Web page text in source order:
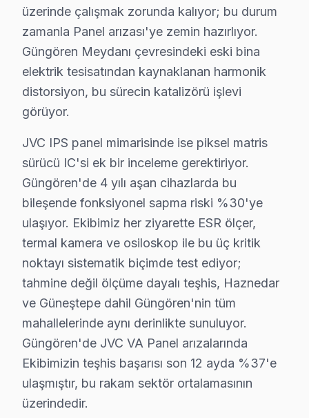
Mehmet Nesih Özmen'de JVC TV Servisi
Mehmet Nesih Özmen Mahallesi, genellikle sakin bir
Sanayi'de JVC TV Servisi
Sanayi Mahallesi, ticari yapılarla iç içe geçmiş bir
Tozkoparan Mahallesi, yoğun bir nüfusa sahip ve bu
Güngören'den JVC Müşteri Hikayeleri
Güngören'de yaşayan Ahmet Bey, birkaç gün önce
Ben de ona, "Merhaba Ahmet Bey, durumu
Güngören bölgesinde JVC TV tamir fiyatları genellikle
Panel/ekran değişimi: 32" için yaklaşık
Anakart tamiri: Model serisine bağlı olarak
Güç kartı, LED backlight veya T-Con kart
Yazılım/firmware işlemleri: Bu işlem genellikle
Yerinde servis: Evde yapılan tamir işlemleri
Bu fiyatları etkileyen faktörler arasında garanti
üzerinde çalışmak zorunda kalıyor; bu durum
zamanla Panel arızası'ye zemin hazırlıyor.
Güngören Meydanı çevresindeki eski bina
elektrik tesisatından kaynaklanan harmonik
distorsiyon, bu sürecin katalizörü işlevi
görüyor.
JVC IPS panel mimarisinde ise piksel matris
sürücü IC'si ek bir inceleme gerektiriyor.
Güngören'de 4 yılı aşan cihazlarda bu
bileşende fonksiyonel sapma riski %30'ye
ulaşıyor. Ekibimiz her ziyarette ESR ölçer,
termal kamera ve osiloskop ile bu üç kritik
noktayı sistematik biçimde test ediyor;
tahmine değil ölçüme dayalı teşhis, Haznedar
ve Güneştepe dahil Güngören'nin tüm
mahallelerinde aynı derinlikte sunuluyor.
Güngören'de JVC VA Panel arızalarında
Ekibimizin teşhis başarısı son 12 ayda %37'e
ulaşmıştır, bu rakam sektör ortalamasının
üzerindedir.